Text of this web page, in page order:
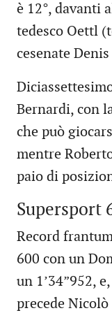
è 12°, davanti
tedesco Oettl
cesenate
Bernardi, con
che può
mentre
paio di
Supersport
Record
600 con un
un 1’34”952,
precede